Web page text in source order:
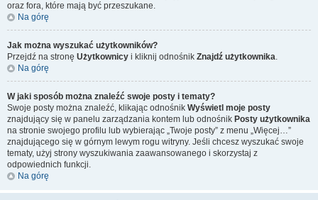
oraz fora, które mają być przeszukane.
Na górę
Jak można wyszukać użytkowników?
Przejdź na stronę Użytkownicy i kliknij odnośnik Znajdź użytkownika.
Na górę
W jaki sposób można znaleźć swoje posty i tematy?
Swoje posty można znaleźć, klikając odnośnik Wyświetl moje posty
znajdujący się w panelu zarządzania kontem lub odnośnik Posty użytkownika
na stronie swojego profilu lub wybierając „Twoje posty” z menu „Więcej…”
znajdującego się w górnym lewym rogu witryny. Jeśli chcesz wyszukać swoje
tematy, użyj strony wyszukiwania zaawansowanego i skorzystaj z
odpowiednich funkcji.
Na górę